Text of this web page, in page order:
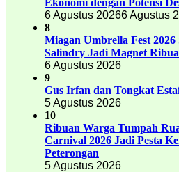
6 Agustus 20266 Agustus
8
Miagan Umbrella Fest 2026
Salindry Jadi Magnet
6 Agustus 2026
9
Gus Irfan dan Tongkat
5 Agustus 2026
10
Ribuan Warga Tumpah
Carnival 2026 Jadi Pesta
Peterongan
5 Agustus 2026